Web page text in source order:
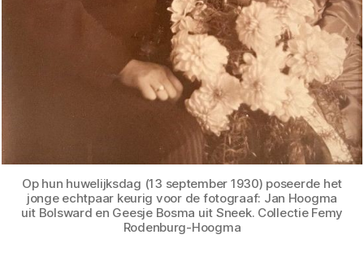
Op hun huwelijksdag (13 september 1930) poseerde het
jonge echtpaar keurig voor de fotograaf: Jan Hoogma
uit Bolsward en Geesje Bosma uit Sneek. Collectie Femy
Rodenburg-Hoogma